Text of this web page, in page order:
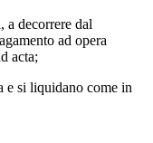
a decorrere dal
ad opera
acta;
e si liquidano come in